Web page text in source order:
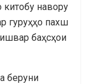
навору
гуруҳҳо пахш
баҳсҳои
беруни